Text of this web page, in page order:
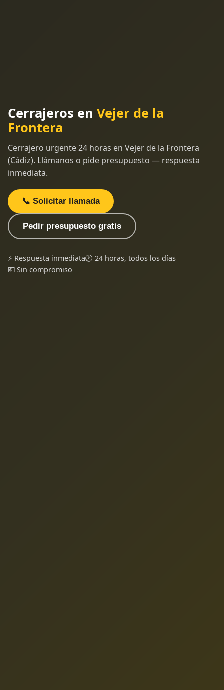
Cerrajeros en Vejer de la
Frontera
Cerrajero urgente 24 horas en Vejer de la Frontera
(Cádiz). Llámanos o pide presupuesto — respuesta
inmediata.
📞 Solicitar llamada
Pedir presupuesto gratis
⚡ Respuesta inmediata🕐 24 horas, todos los días
💶 Sin compromiso